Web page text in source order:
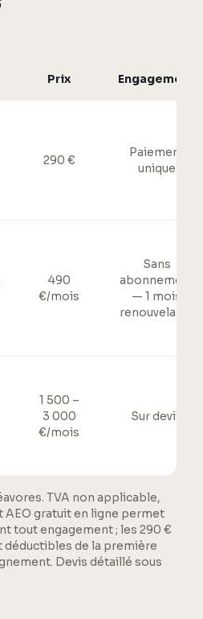
Prix Engagement
290 €
Paiement
unique
490
€/mois
Sans
abonnement
— 1 mois
renouvelable
1 500 –
3 000
€/mois
Sur devis
TVA non applicable,
AEO gratuit en ligne permet
tout engagement ; les 290 €
déductibles de la première
Devis détaillé sous